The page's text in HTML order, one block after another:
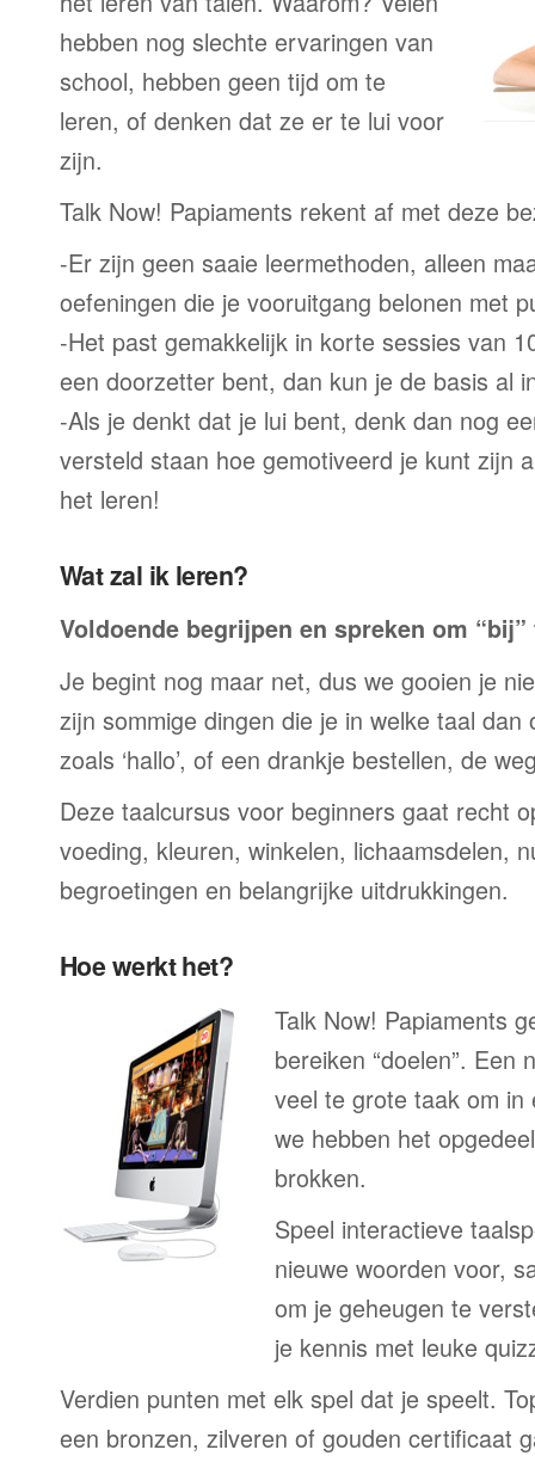
hebben nog slechte ervaringen van
school, hebben geen tijd om te
leren, of denken dat ze er te lui voor
zijn.
Talk Now! Papiaments rekent af met deze
-Er zijn geen saaie leermethoden, alleen
oefeningen die je vooruitgang belonen met
-Het past gemakkelijk in korte sessies van
een doorzetter bent, dan kun je de basis al
-Als je denkt dat je lui bent, denk dan nog
versteld staan hoe gemotiveerd je kunt zijn
het leren!
Wat zal ik leren?
Voldoende begrijpen en spreken om
Je begint nog maar net, dus we gooien je
zijn sommige dingen die je in welke taal dan
zoals ‘hallo’, of een drankje bestellen, de
Deze taalcursus voor beginners gaat recht
voeding, kleuren, winkelen, lichaamsdelen,
begroetingen en belangrijke uitdrukkingen.
Hoe werkt het?
Talk Now! Papiaments
bereiken “doelen”. Een
veel te grote taak om
we hebben het
brokken.
Speel interactieve
nieuwe woorden voor,
om je geheugen te
je kennis met leuke
Verdien punten met elk spel dat je speelt.
een bronzen, zilveren of gouden certificaat